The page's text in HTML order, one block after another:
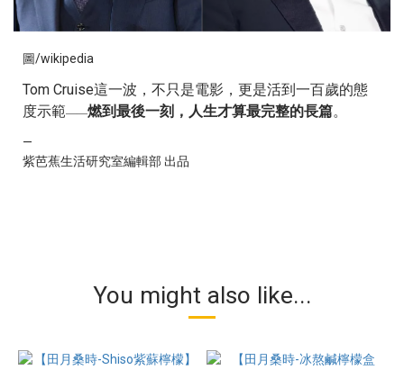
圖/wikipedia
Tom Cruise這⼀波，不只是電影，更是活到⼀百歲的態
度⽰範——燃到最後⼀刻，⼈⽣才算最完整的長篇。
—
紫芭蕉生活研究室編輯部 出品
You might also like...